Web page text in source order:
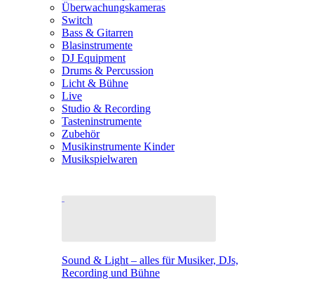
Überwachungskameras
Switch
Bass & Gitarren
Blasinstrumente
DJ Equipment
Drums & Percussion
Licht & Bühne
Live
Studio & Recording
Tasteninstrumente
Zubehör
Musikinstrumente Kinder
Musikspielwaren
Sound & Light – alles für Musiker, DJs,
Recording und Bühne